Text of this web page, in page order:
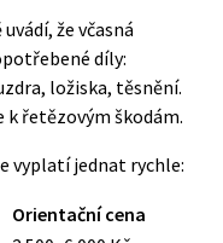
že včasná
díly:
ložiska, těsnění.
k řetězovým škodám.
vyplatí jednat rychle:
Orientační cena